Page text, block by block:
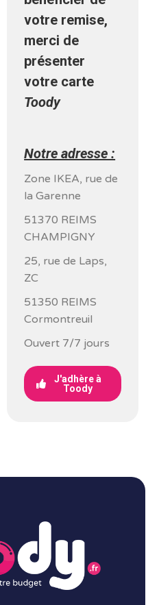
votre remise,
merci de
présenter
votre carte
Toody
Notre adresse :
Zone IKEA, rue de
la Garenne
51370 REIMS
CHAMPIGNY
25, rue de Laps,
ZC
51350 REIMS
Cormontreuil
Ouvert 7/7 jours
J'adhère à
Toody